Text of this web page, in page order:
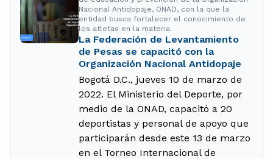
Nacional Antidopaje, ONAD, con la que la
entidad busca fortalecer el conocimiento de
los atletas en la materia.
La Federación de Levantamiento
de Pesas se capacitó con la
Organización Nacional Antidopaje
Bogotá D.C., jueves 10 de marzo de
2022. El Ministerio del Deporte, por
medio de la ONAD, capacitó a 20
deportistas y personal de apoyo que
participarán desde este 13 de marzo
en el Torneo Internacional de